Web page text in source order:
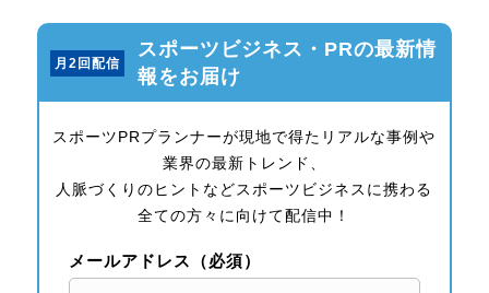
月2回配信
スポーツビジネス・PRの最新情
報をお届け
スポーツPRプランナーが現地で得たリアルな事例や
業界の最新トレンド、
人脈づくりのヒントなどスポーツビジネスに携わる
全ての方々に向けて配信中！
メールアドレス（必須）